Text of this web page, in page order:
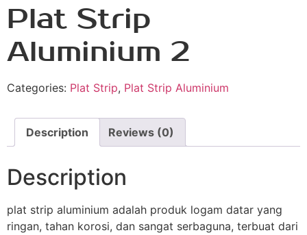
Plat Strip
Aluminium 2
Categories: Plat Strip, Plat Strip Aluminium
Description Reviews (0)
Description
plat strip aluminium adalah produk logam datar yang
ringan, tahan korosi, dan sangat serbaguna, terbuat dari